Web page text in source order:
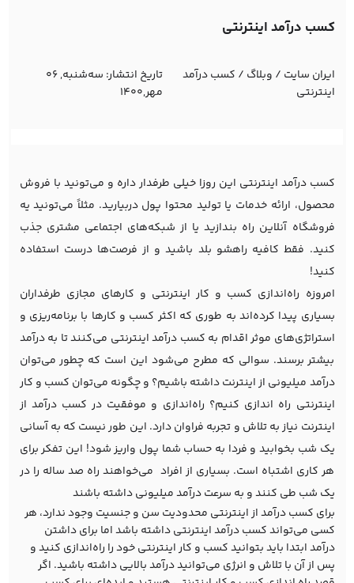
کسب درآمد اینترنتی
ایران سایت / وبلاگ / کسب درآمد
اینترنتی
تاریخ انتشار:
ﺳﻪشنبه, 06
مهر,1400
کسب درآمد اینترنتی این روزا خیلی طرفدار داره و می‌تونید با فروش
محصول، ارائه خدمات یا تولید محتوا پول دربیارید. مثلاً می‌تونید یه
فروشگاه آنلاین راه بندازید یا از شبکه‌های اجتماعی مشتری جذب
کنید. فقط کافیه راهشو بلد باشید و از فرصت‌ها درست استفاده
کنید!
امروزه راه‌اندازی کسب و کار اینترنتی و کارهای مجازی طرفداران
بسیاری پیدا کرده‌اند به طوری که اکثر کسب و کارها با برنامه‌ریزی و
استراتژی‌های موثر اقدام به کسب درآمد اینترنتی می‌کنند تا به درآمد
بیشتر برسند. سوالی که مطرح می‌شود این است که چطور می‌توان
درآمد میلیونی از اینترنت داشته باشیم؟ و چگونه می‌توان کسب و کار
اینترنتی راه اندازی کنیم؟ راه‌اندازی و موفقیت در کسب درآمد از
اینترنت نیاز به تلاش و تجربه فراوان دارد. این طور نیست که به آسانی
یک شب بخوابید و فردا به حساب شما پول واریز شود! این تفکر برای
هر کاری اشتباه است. بسیاری از افراد می‌خواهند راه صد ساله را در
یک شب طی کنند و به سرعت درآمد میلیونی داشته باشند
برای کسب درآمد از اینترنتی محدودیت سن و جنسیت وجود ندارد، هر
کسی می‌تواند کسب درآمد اینترنتی داشته باشد اما برای داشتن
درآمد ابتدا باید بتوانید کسب و کار اینترنتی خود را راه‌اندازی کنید و
پس از آن با تلاش و انرژی می‌توانید درآمد بالایی داشته باشید. اگر